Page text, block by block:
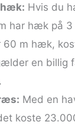
hæk: Hvis du
har hæk på
60 m hæk,
en billig
Med en
koste